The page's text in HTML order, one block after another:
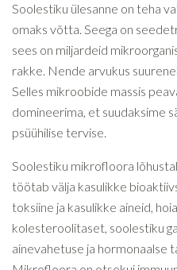
Soolestiku ülesanne on teha
omaks võtta. Seega on
sees on miljardeid
rakke. Nende arvukus
Selles mikroobide massis
domineerima, et suudaksime
psüühilise tervise.
Soolestiku mikrofloora
töötab välja kasulikke
toksiine ja kasulikke aineid,
kolesteroolitaset, soolestiku
ainevahetuse ja hormonaalse